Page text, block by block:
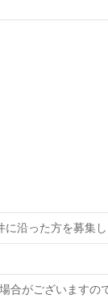
沿った方を募集し
合がございますの